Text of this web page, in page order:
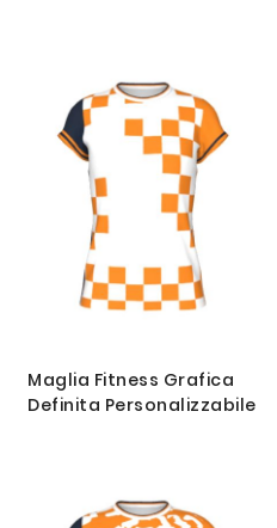
Maglia Fitness Grafica
Definita Personalizzabile